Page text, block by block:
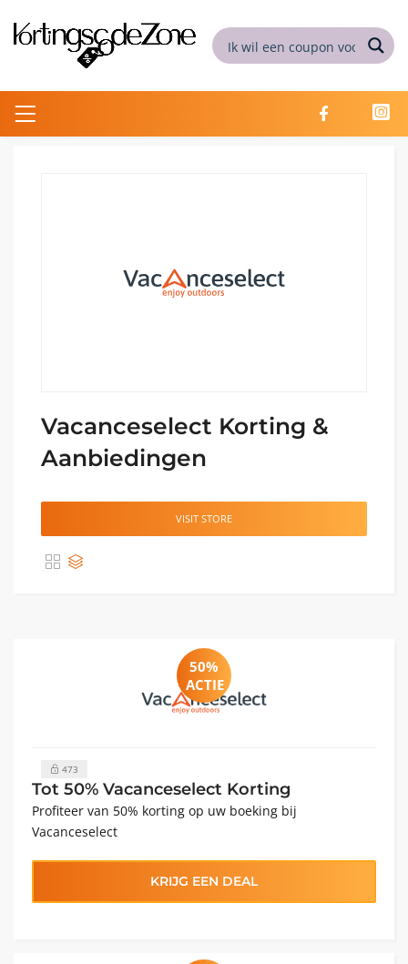
Vacanceselect Korting &
Aanbiedingen
VISIT STORE
50%
ACTIE
473
Tot 50% Vacanceselect Korting
Profiteer van 50% korting op uw boeking bij
Vacanceselect
KRIJG EEN DEAL